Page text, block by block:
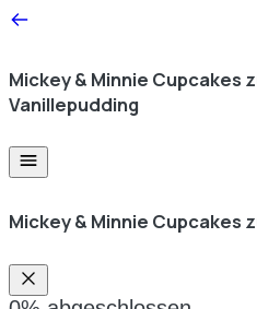
Mickey & Minnie Cupcakes
Vanillepudding
Mickey & Minnie Cupcakes